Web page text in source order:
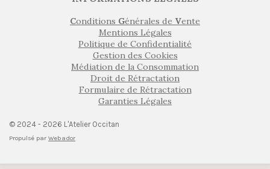
Conditions Générales de Vente
Mentions Légales
Politique de Confidentialité
Gestion des Cookies
Médiation de la Consommation
Droit de Rétractation
Formulaire de Rétractation
Garanties Légales
© 2024 - 2026 L'Atelier Occitan
Propulsé par Webador